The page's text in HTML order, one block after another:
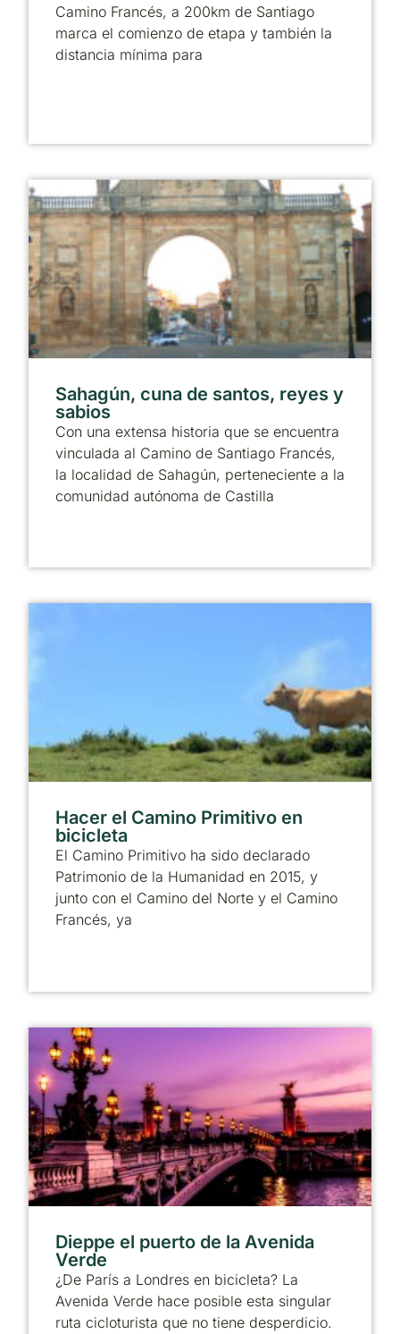
Camino Francés, a 200km de Santiago
marca el comienzo de etapa y también la
distancia mínima para
Sahagún, cuna de santos, reyes y
sabios
Con una extensa historia que se encuentra
vinculada al Camino de Santiago Francés,
la localidad de Sahagún, perteneciente a la
comunidad autónoma de Castilla
Hacer el Camino Primitivo en
bicicleta
El Camino Primitivo ha sido declarado
Patrimonio de la Humanidad en 2015, y
junto con el Camino del Norte y el Camino
Francés, ya
Dieppe el puerto de la Avenida
Verde
¿De París a Londres en bicicleta? La
Avenida Verde hace posible esta singular
ruta cicloturista que no tiene desperdicio.